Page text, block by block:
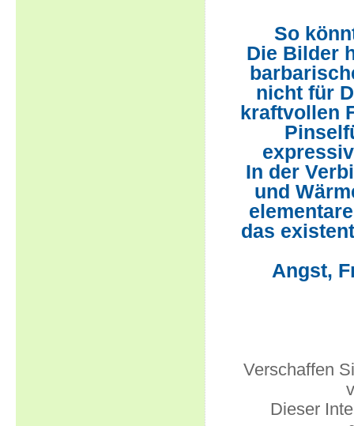
So
Die Bilder
nicht für
kraftvollen
In der
und
das
Angst,
Verschaffen
Dieser